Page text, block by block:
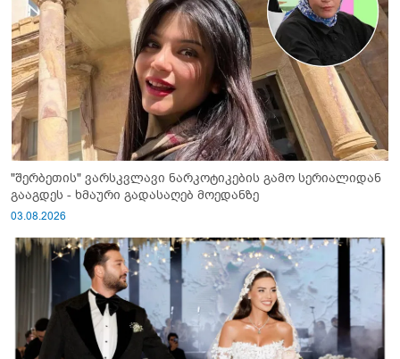
"შერბეთის" ვარსკვლავი ნარკოტიკების გამო სერიალიდან
გააგდეს - ხმაური გადასაღებ მოედანზე
03.08.2026